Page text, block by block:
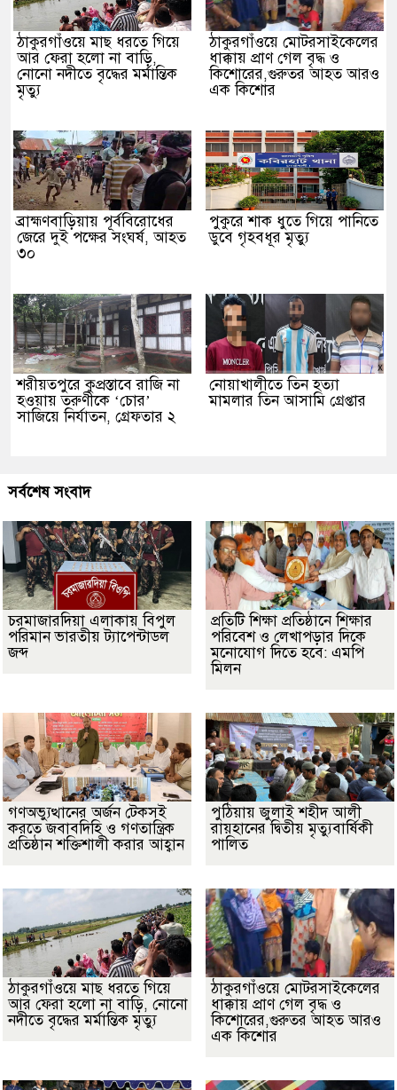
ঠাকুরগাঁওয়ে মাছ ধরতে গিয়ে
আর ফেরা হলো না বাড়ি,
নোনো নদীতে বৃদ্ধের মর্মান্তিক
মৃত্যু
ঠাকুরগাঁওয়ে মোটরসাইকেলের
ধাক্কায় প্রাণ গেল বৃদ্ধ ও
কিশোরের,গুরুতর আহত আরও
এক কিশোর
ব্রাহ্মণবাড়িয়ায় পূর্ববিরোধের
জেরে দুই পক্ষের সংঘর্ষ, আহত
৩০
পুকুরে শাক ধুতে গিয়ে পানিতে
ডুবে গৃহবধূর মৃত্যু
শরীয়তপুরে কুপ্রস্তাবে রাজি না
হওয়ায় তরুণীকে ‘চোর’
সাজিয়ে নির্যাতন, গ্রেফতার ২
নোয়াখালীতে তিন হত্যা
মামলার তিন আসামি গ্রেপ্তার
সর্বশেষ সংবাদ
চরমাজারদিয়া এলাকায় বিপুল
পরিমান ভারতীয় ট্যাপেন্টাডল
জব্দ
প্রতিটি শিক্ষা প্রতিষ্ঠানে শিক্ষার
পরিবেশ ও লেখাপড়ার দিকে
মনোযোগ দিতে হবে: এমপি
মিলন
গণঅভ্যুত্থানের অর্জন টেকসই
করতে জবাবদিহি ও গণতান্ত্রিক
প্রতিষ্ঠান শক্তিশালী করার আহ্বান
পুঠিয়ায় জুলাই শহীদ আলী
রায়হানের দ্বিতীয় মৃত্যুবার্ষিকী
পালিত
ঠাকুরগাঁওয়ে মাছ ধরতে গিয়ে
আর ফেরা হলো না বাড়ি, নোনো
নদীতে বৃদ্ধের মর্মান্তিক মৃত্যু
ঠাকুরগাঁওয়ে মোটরসাইকেলের
ধাক্কায় প্রাণ গেল বৃদ্ধ ও
কিশোরের,গুরুতর আহত আরও
এক কিশোর